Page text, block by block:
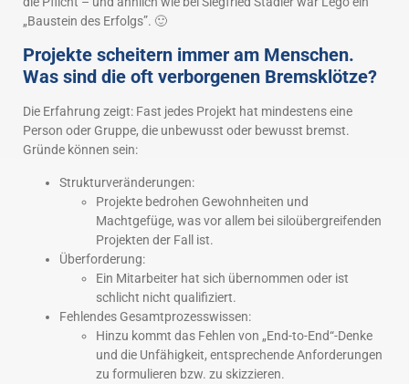
„Baustein des Erfolgs”. 🙂
Projekte scheitern immer am Menschen.
Was sind die oft verborgenen Bremsklötze?
Die Erfahrung zeigt: Fast jedes Projekt hat mindestens eine
Person oder Gruppe, die unbewusst oder bewusst bremst.
Gründe können sein:
Strukturveränderungen:
Projekte bedrohen Gewohnheiten und
Machtgefüge, was vor allem bei siloübergreifenden
Projekten der Fall ist.
Überforderung:
Ein Mitarbeiter hat sich übernommen oder ist
schlicht nicht qualifiziert.
Fehlendes Gesamtprozesswissen:
Hinzu kommt das Fehlen von „End-to-End“-Denke
und die Unfähigkeit, entsprechende Anforderungen
zu formulieren bzw. zu skizzieren.